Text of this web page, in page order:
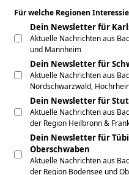
Für welche Regionen
Dein Newsletter für
Aktuelle Nachrichten aus
und Mannheim
Dein Newsletter für
Aktuelle Nachrichten aus
Nordschwarzwald,
Dein Newsletter für
Aktuelle Nachrichten aus
der Region Heilbronn &
Dein Newsletter für
Oberschwaben
Aktuelle Nachrichten aus
der Region Bodensee und